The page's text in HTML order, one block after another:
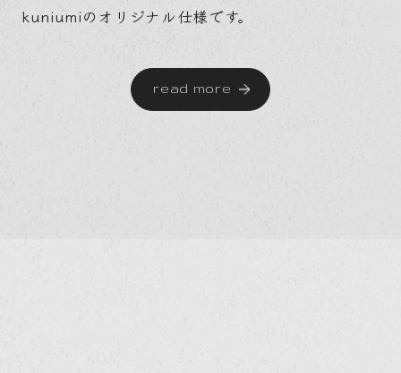
kuniumiのオリジナル仕様です。
read more